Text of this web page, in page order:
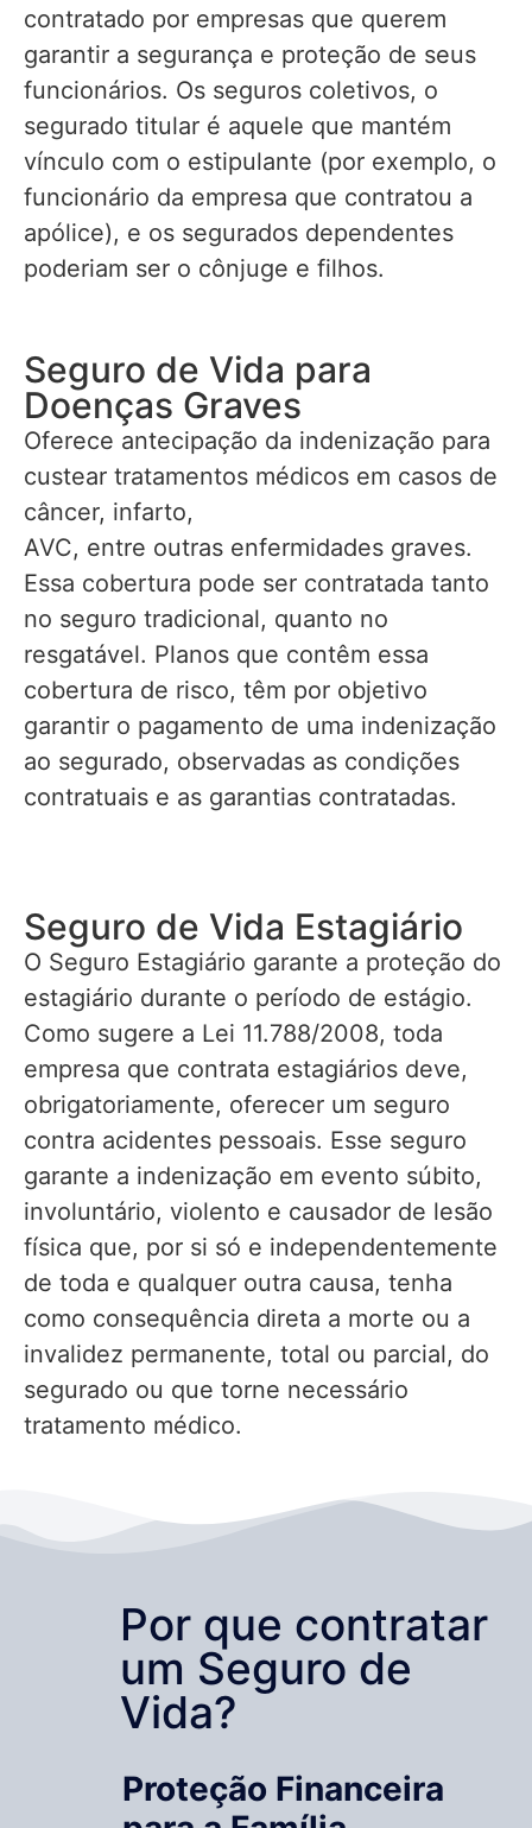
contratado por empresas que querem
garantir a segurança e proteção de seus
funcionários. Os seguros coletivos, o
segurado titular é aquele que mantém
vínculo com o estipulante (por exemplo, o
funcionário da empresa que contratou a
apólice), e os segurados dependentes
poderiam ser o cônjuge e filhos.
Seguro de Vida para
Doenças Graves
Oferece antecipação da indenização para
custear tratamentos médicos em casos de
câncer, infarto,
AVC, entre outras enfermidades graves.
Essa cobertura pode ser contratada tanto
no seguro tradicional, quanto no
resgatável. Planos que contêm essa
cobertura de risco, têm por objetivo
garantir o pagamento de uma indenização
ao segurado, observadas as condições
contratuais e as garantias contratadas.
Seguro de Vida Estagiário
O Seguro Estagiário garante a proteção do
estagiário durante o período de estágio.
Como sugere a Lei 11.788/2008, toda
empresa que contrata estagiários deve,
obrigatoriamente, oferecer um seguro
contra acidentes pessoais. Esse seguro
garante a indenização em evento súbito,
involuntário, violento e causador de lesão
física que, por si só e independentemente
de toda e qualquer outra causa, tenha
como consequência direta a morte ou a
invalidez permanente, total ou parcial, do
segurado ou que torne necessário
tratamento médico.
Por que contratar
um Seguro de
Vida?
Proteção Financeira